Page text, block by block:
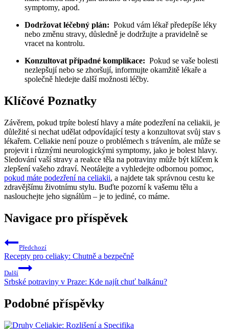
‍symptomy, apod.
Dodržovat ‍léčebný plán: ⁣ Pokud vám lékař předepíše léky‍
nebo změnu stravy, důsledně je dodržujte a pravidelně se
vracet na ​kontrolu.
Konzultovat případné komplikace: ⁣ Pokud se vaše bolesti
nezlepšují nebo se zhoršují, informujte okamžitě lékaře⁤ a⁢
společně hledejte další možnosti léčby.
Klíčové Poznatky
Závěrem, pokud trpíte bolestí hlavy a máte podezření na ‍celiakii, je
důležité si nechat udělat odpovídající testy a konzultovat svůj stav s
lékařem. Celiakie není ⁣pouze o ⁢problémech s trávením, ale může⁢ se
projevit i různými neurologickými ⁢symptomy, jako je bolest hlavy.
Sledování ​vaší stravy a reakce těla na potraviny může‍ být klíčem k
zlepšení vašeho zdraví. Neotálejte a vyhledejte odbornou pomoc,
pokud máte podezření na celiakii, a ⁣najdete tak správnou cestu ke
‍zdravějšímu životnímu stylu. Buďte pozorní k⁤ vašemu tělu⁣ a
naslouchejte jeho signálům – je⁤ to jediné, co máme.
Navigace pro příspěvek
Předchozí
Recepty pro celiaky: Chutně a bezpečně
Další
Srbské potraviny v Praze: Kde najít chuť balkánu?
Podobné příspěvky